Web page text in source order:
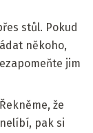
stůl. Pokud
někoho,
jim
že
pak si